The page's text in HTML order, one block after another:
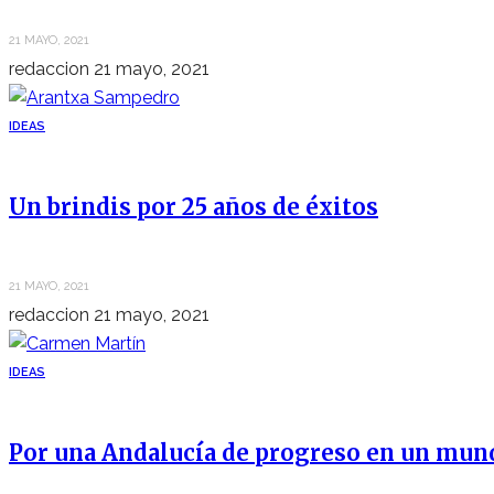
21 MAYO, 2021
redaccion 21 mayo, 2021
IDEAS
Un brindis por 25 años de éxitos
21 MAYO, 2021
redaccion 21 mayo, 2021
IDEAS
Por una Andalucía de progreso en un